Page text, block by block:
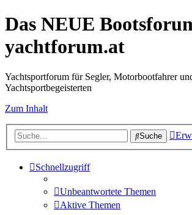
Das NEUE
yachtforum.at
Yachtsportforum für Segler, Motorbootfahrer
Yachtsportbegeisterten
Zum Inhalt
Suche
Schnellzugriff
Unbeantwortete Themen
Aktive Themen